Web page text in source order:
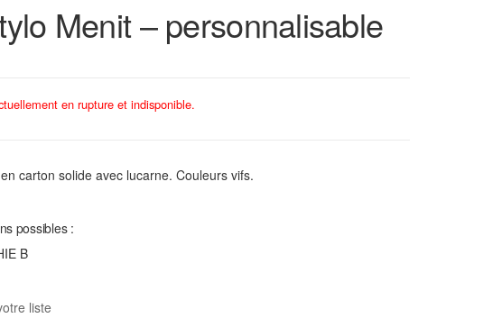
Menit – personnalisable
en rupture et indisponible.
carton solide avec lucarne. Couleurs vifs.
possibles :
B
liste